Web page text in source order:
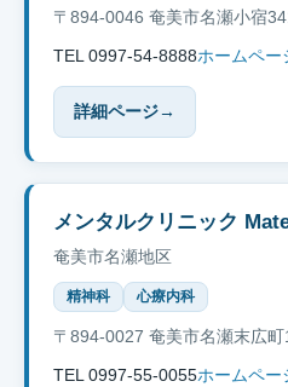
〒894-0046 奄美市名瀬小宿
TEL 0997-54-8888ホームペー
詳細ページ→
メンタルクリニック
奄美市名瀬地区
精神科 心療内科
〒894-0027 奄美市名瀬末広
TEL 0997-55-0055ホームペー